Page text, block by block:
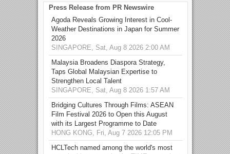
Press Release from PR Newswire
Agoda Reveals Growing Interest in Cool-
Weather Destinations in Japan for Summer
2026
SINGAPORE, Sat, Aug 8 2026 2:00 AM
Malaysia Broadens Diaspora Strategy,
Taps Global Malaysian Expertise to
Strengthen Local Talent
SINGAPORE, Sat, Aug 8 2026 1:57 AM
Bridging Cultures Through Films: ASEAN
Film Festival 2026 to Open this August
with its Largest Programme to Date
HONG KONG, Fri, Aug 7 2026 12:05 PM
HCLTech named among the world's most